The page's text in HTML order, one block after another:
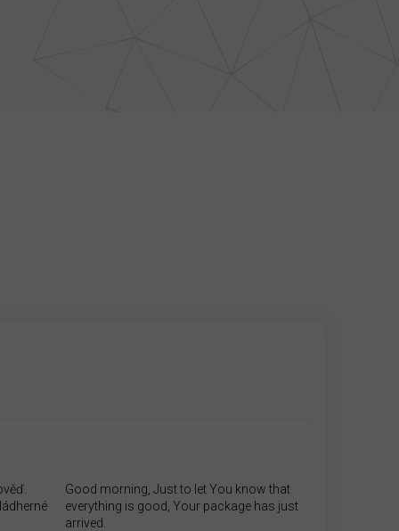
Good morning, Just to let You know that
everything is good, Your package has just
arrived.